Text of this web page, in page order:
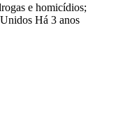
e homicídios;
Há 3 anos